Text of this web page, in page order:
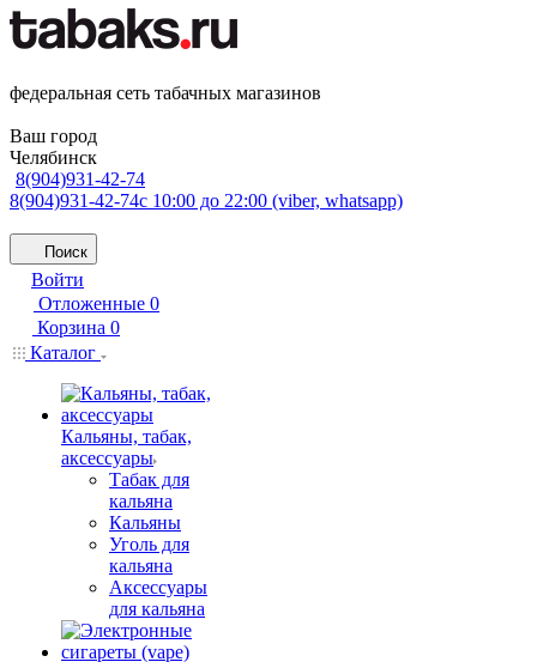
федеральная сеть табачных магазинов
Ваш город
Челябинск
8(904)931-42-74
8(904)931-42-74с 10:00 до 22:00 (viber, whatsapp)
Поиск
Войти
Отложенные 0
Корзина 0
Каталог
Кальяны, табак,
аксессуары
Табак для
кальяна
Кальяны
Уголь для
кальяна
Аксессуары
для кальяна